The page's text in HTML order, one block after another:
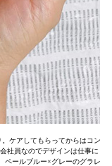
ケアしてもらってからはコン
社員なのでデザインは仕事に
ペールブルー×グレーのグラレ